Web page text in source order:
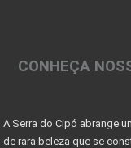
Projeto das 10
7 coisas que você
CONHEÇA
A Serra do Cipó abrange
de rara beleza que se